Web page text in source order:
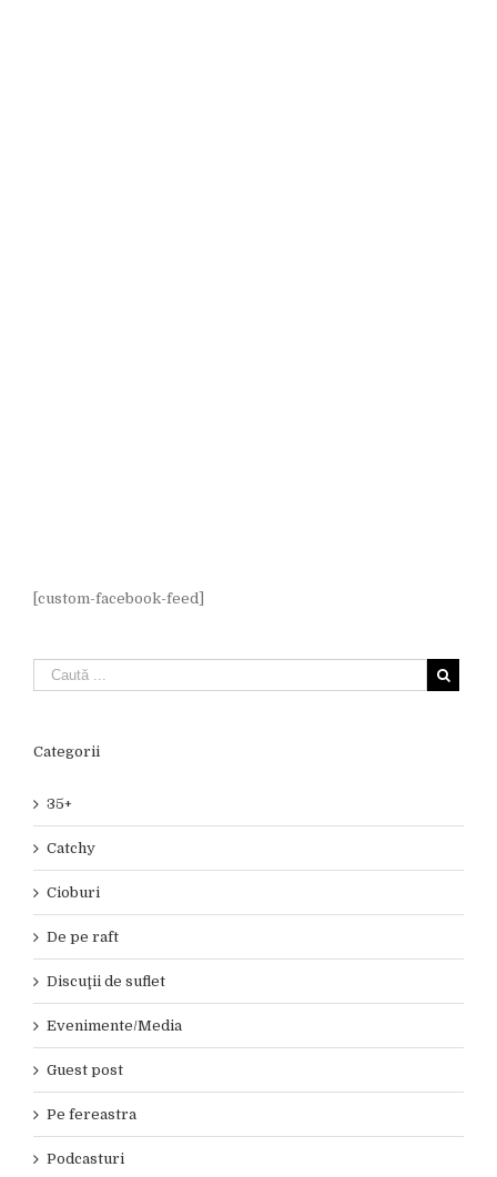
[custom-facebook-feed]
Categorii
35+
Catchy
Cioburi
De pe raft
Discuţii de suflet
Evenimente/Media
Guest post
Pe fereastra
Podcasturi